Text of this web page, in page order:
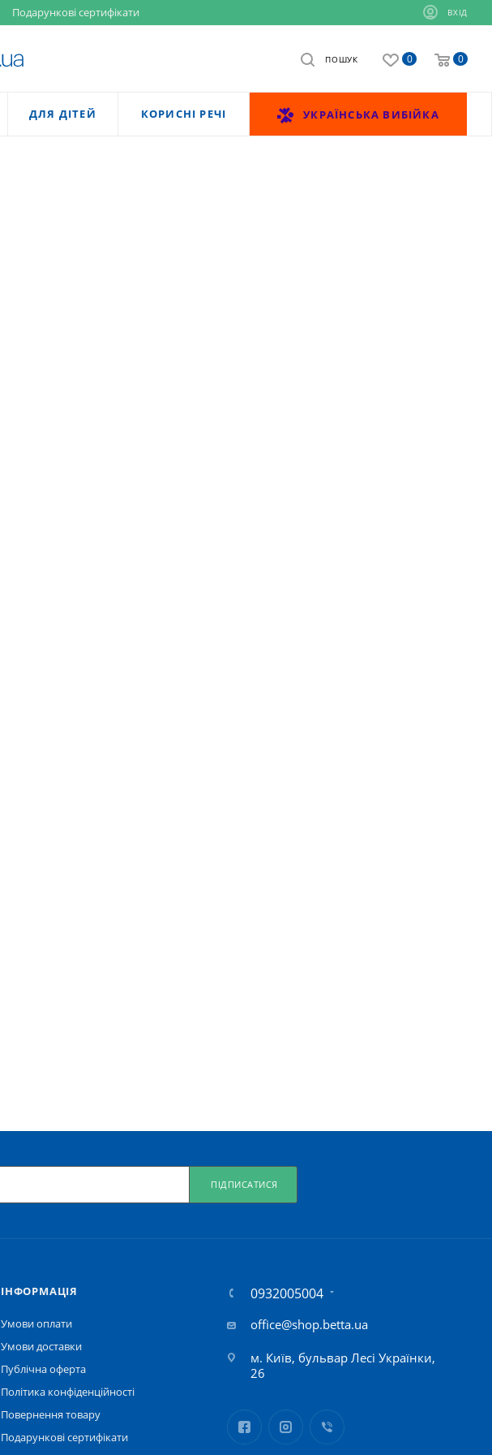
Подарункові сертифікати ВХІД
0 0
ПОШУК
ДЛЯ ДІТЕЙ КОРИСНІ РЕЧІ УКРАЇНСЬКА ВИБІЙКА
ПІДПИСАТИСЯ
IНФОРМАЦІЯ
Умови оплати
Умови доставки
Публічна оферта
Політика конфіденційності
Повернення товару
Подарункові сертифікати
0932005004
office@shop.betta.ua
м. Київ, бульвар Лесі Українки,
26